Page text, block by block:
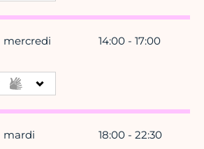
mercredi 14:00 - 17:00
mardi 18:00 - 22:30